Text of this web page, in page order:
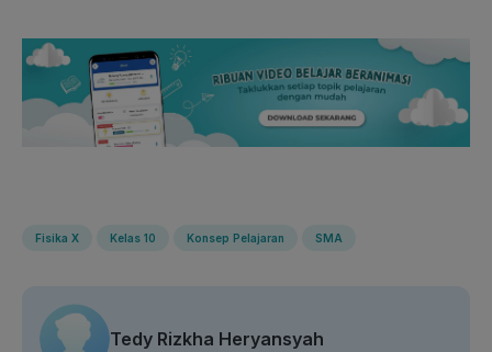
Fisika X Kelas 10 Konsep Pelajaran SMA
Tedy Rizkha Heryansyah